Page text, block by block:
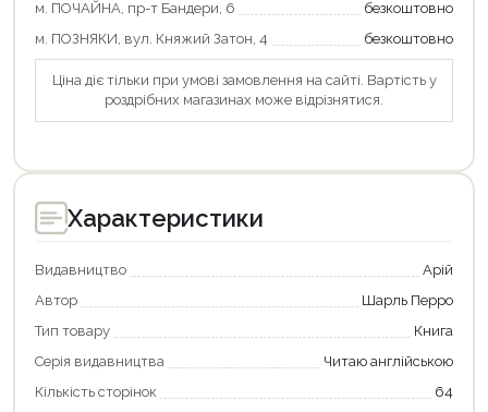
м. ПОЧАЙНА, пр-т Бандери, 6
безкоштовно
м. ПОЗНЯКИ, вул. Княжий Затон, 4
безкоштовно
Ціна діє тільки при умові замовлення на сайті. Вартість у
роздрібних магазинах може відрізнятися.
Характеристики
Видавництво
Арій
Автор
Шарль Перро
Тип товару
Книга
Серія видавництва
Читаю англійською
Кількість сторінок
64